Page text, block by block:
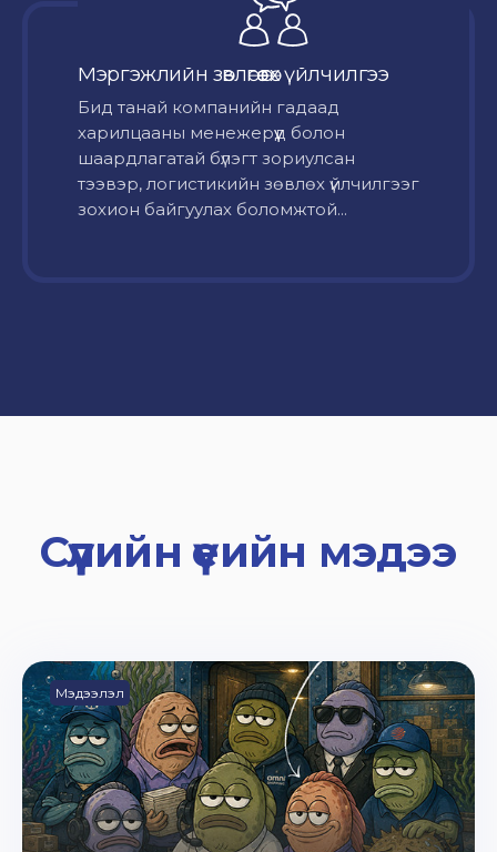
Мэргэжлийн зөвлөгөө өгөх үйлчилгээ
Бид танай компанийн гадаад
харилцааны менежерүүд болон
шаардлагатай бүлэгт зориулсан
тээвэр, логистикийн зөвлөх үйлчилгээг
зохион байгуулах боломжтой...
Сүүлийн үеийн мэдээ
Мэдээлэл